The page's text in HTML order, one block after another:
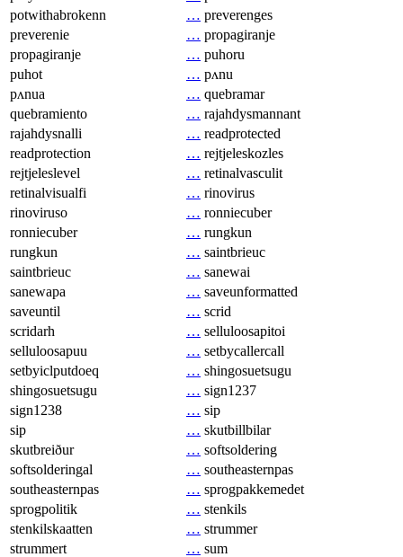
potwithabrokenn
… preverenges
preverenie
… propagiranje
propagiranje
… puhoru
puhot
… pʌnu
pʌnua
… quebramar
quebramiento
… rajahdysmannant
rajahdysnalli
… readprotected
readprotection
… rejtjeleskozles
rejtjeleslevel
… retinalvasculit
retinalvisualfi
… rinovirus
rinoviruso
… ronniecuber
ronniecuber
… rungkun
rungkun
… saintbrieuc
saintbrieuc
… sanewai
sanewapa
… saveunformatted
saveuntil
… scrid
scridarh
… selluloosapitoi
selluloosapuu
… setbycallercall
setbyiclputdoeq
… shingosuetsugu
shingosuetsugu
… sign1237
sign1238
… sip
sip
… skutbillbilar
skutbreiður
… softsoldering
softsolderingal
… southeasternpas
southeasternpas
… sprogpakkemedet
sprogpolitik
… stenkils
stenkilskaatten
… strummer
strummert
… sum